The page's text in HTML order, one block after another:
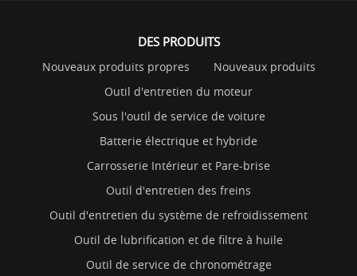
DES PRODUITS
Nouveaux produits propres
Nouveaux produits
Outil d'entretien du moteur
Sous l'outil de service de voiture
Batterie électrique et hybride
Carrosserie Intérieur et Pare-brise
Outil d'entretien des freins
Outil d'entretien du système de refroidissement
Outil de lubrification et de filtre à huile
Outil de service de chronométrage